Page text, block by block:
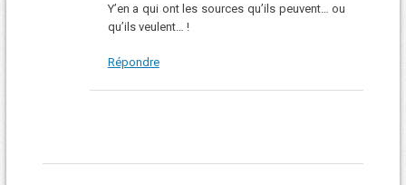
Y’en a qui ont les sources qu’ils peuvent… ou
qu’ils veulent… !
Répondre